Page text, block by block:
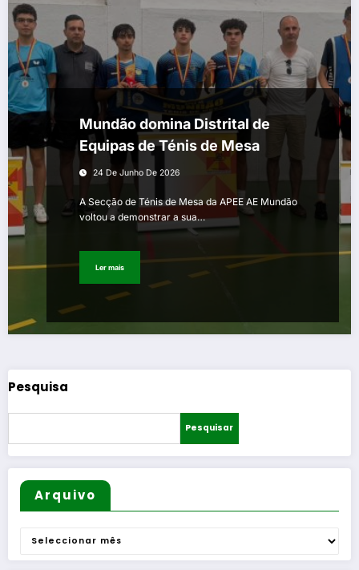
Mundão domina Distrital de
Equipas de Ténis de Mesa
24 De Junho De 2026
A Secção de Ténis de Mesa da APEE AE Mundão
voltou a demonstrar a sua…
Ler mais
Pesquisa
Pesquisar
Arquivo
Arquivo